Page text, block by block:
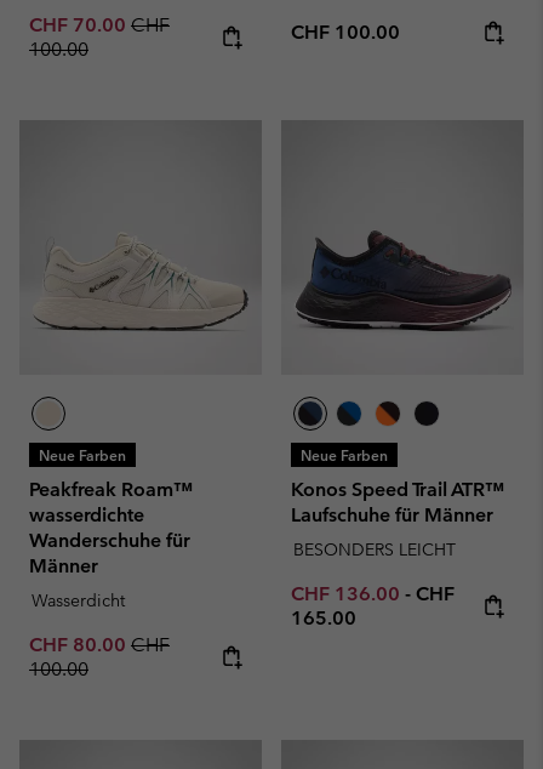
Sale price:
CHF 70.00 Regular price:
CHF
100.00
Regular price:
CHF 100.00
Neue Farben
Peakfreak Roam™
wasserdichte
Wanderschuhe für
Männer
Wasserdicht
Sale price:
CHF 80.00 Regular price:
CHF
100.00
Neue Farben
Konos Speed Trail ATR™
Laufschuhe für Männer
BESONDERS LEICHT
Minimum sale price:
CHF 136.00 - Maximum
CHF
165.00